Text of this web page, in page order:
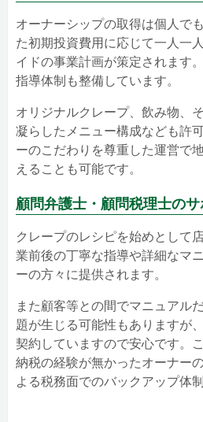
オーナーシップの取得は個人で
た初期投資費用に応じて一人一
イドの事業計画が策定されます
指導体制も整備しています。
オリジナルクレープ、飲み物、
凝らしたメニュー構成なども許
ーのこだわりを尊重した運営で
えることも可能です。
顧問弁護士・顧問税理士の
クレープのレシピを始めとして
業前後の丁寧な指導や詳細なマ
ーの方々に提供されます。
また顧客等との間でマニュアル
題が生じる可能性もありますが
契約していますので安心です。
納税の経験が無かったオーナー
よる税務面でのバックアップ体